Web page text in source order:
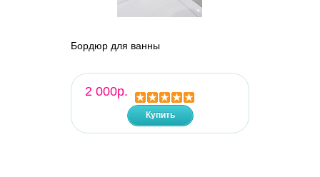
Бордюр для ванны
2 000р.
Купить